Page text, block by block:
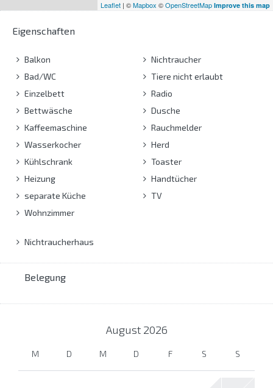
Leaflet | ©Mapbox ©OpenStreetMap Improve this map
Eigenschaften
Balkon
Bad/WC
Einzelbett
Bettwäsche
Kaffeemaschine
Wasserkocher
Kühlschrank
Heizung
separate Küche
Wohnzimmer
Nichtraucher
Tiere nicht erlaubt
Radio
Dusche
Rauchmelder
Herd
Toaster
Handtücher
TV
Nichtraucherhaus
Belegung
August 2026
M D M D F S S